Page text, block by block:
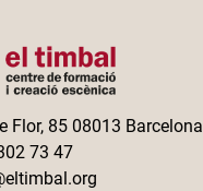
Flor, 85 08013 Barcelona
73 47